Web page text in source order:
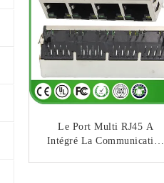
Le Port Multi RJ45 A
Intégré La Communication